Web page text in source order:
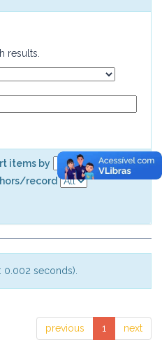
results.
items by
record
0.002 seconds).
previous 1 next